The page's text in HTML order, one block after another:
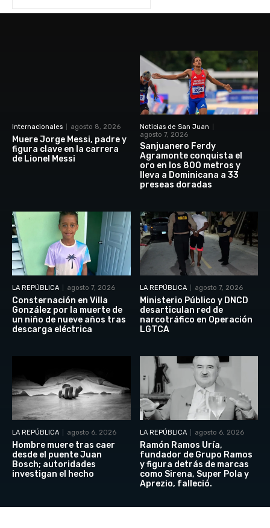
Internacionales agosto 8, 2026
Muere Jorge Messi, padre y
figura clave en la carrera
de Lionel Messi
Noticias de San Juan
agosto 7, 2026
Sanjuanero Ferdy
Agramonte conquista el
oro en los 800 metros y
lleva a Dominicana a 33
preseas doradas
LA REPÚBLICA agosto 7, 2026
Consternación en Villa
González por la muerte de
un niño de nueve años tras
descarga eléctrica
LA REPÚBLICA agosto 7, 2026
Ministerio Público y DNCD
desarticulan red de
narcotráfico en Operación
LGTCA
LA REPÚBLICA agosto 6, 2026
Hombre muere tras caer
desde el puente Juan
Bosch; autoridades
investigan el hecho
LA REPÚBLICA agosto 6, 2026
Ramón Ramos Uría,
fundador de Grupo Ramos
y figura detrás de marcas
como Sirena, Super Pola y
Aprezio, falleció.